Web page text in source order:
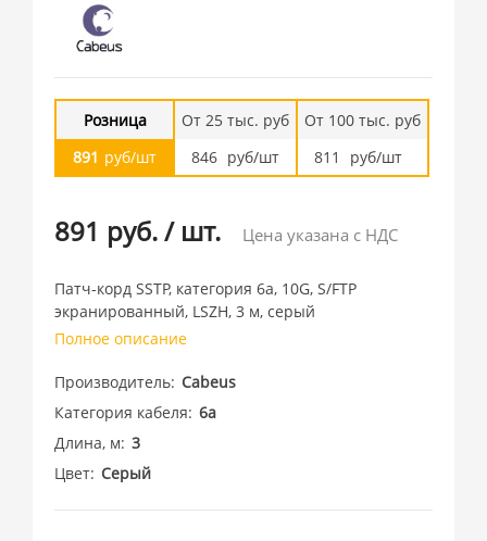
Розница
891 руб/шт
От 25 тыс. руб
846 руб/шт
От 100 тыс. руб
811
руб/шт
891 руб./ шт. Цена указана с НДС
Патч-корд SSTP, категория 6a, 10G, S/FTP
экранированный, LSZH, 3 м, серый
Полное описание
Производитель Cabeus
Категория кабеля 6a
Длина, м 3
Цвет Серый